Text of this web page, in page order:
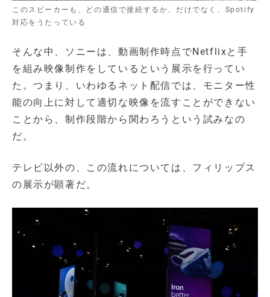
このスピーカーも、どの通信で接続するか、だけでなく、Spotify
対応をうたっている
そんな中、ソニーは、動画制作時点でNetflixと手
を組み映像制作をしているという展示を行ってい
た。つまり、いわゆるネット配信では、モニター性
能の向上に対して適切な映像を流すことができない
ことから、制作段階から関わろうという試みなの
だ。
テレビ以外の、この流れについては、フィリップス
の展示が顕著だ。